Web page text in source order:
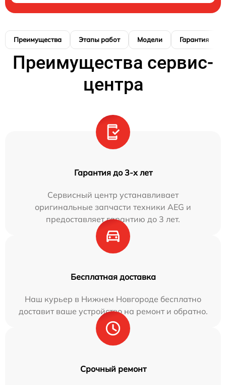
Преимущества Этапы работ Модели Гарантия
Преимущества сервис-
центра
Гарантия до 3-х лет
Сервисный центр устанавливает
оригинальные запчасти техники AEG и
предоставляет гарантию до 3 лет.
Бесплатная доставка
Наш курьер в Нижнем Новгороде бесплатно
доставит ваше устройство на ремонт и обратно.
Срочный ремонт